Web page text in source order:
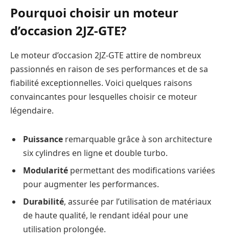
Pourquoi choisir un moteur
d’occasion 2JZ-GTE?
Le moteur d’occasion 2JZ-GTE attire de nombreux
passionnés en raison de ses performances et de sa
fiabilité exceptionnelles. Voici quelques raisons
convaincantes pour lesquelles choisir ce moteur
légendaire.
Puissance remarquable grâce à son architecture
six cylindres en ligne et double turbo.
Modularité permettant des modifications variées
pour augmenter les performances.
Durabilité, assurée par l’utilisation de matériaux
de haute qualité, le rendant idéal pour une
utilisation prolongée.